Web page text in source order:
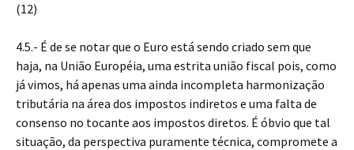
(12)
4.5.- É de se notar que o Euro está sendo criado sem que
haja, na União Européia, uma estrita união fiscal pois, como
já vimos, há apenas uma ainda incompleta harmonização
tributária na área dos impostos indiretos e uma falta de
consenso no tocante aos impostos diretos. É óbvio que tal
situação, da perspectiva puramente técnica, compromete a